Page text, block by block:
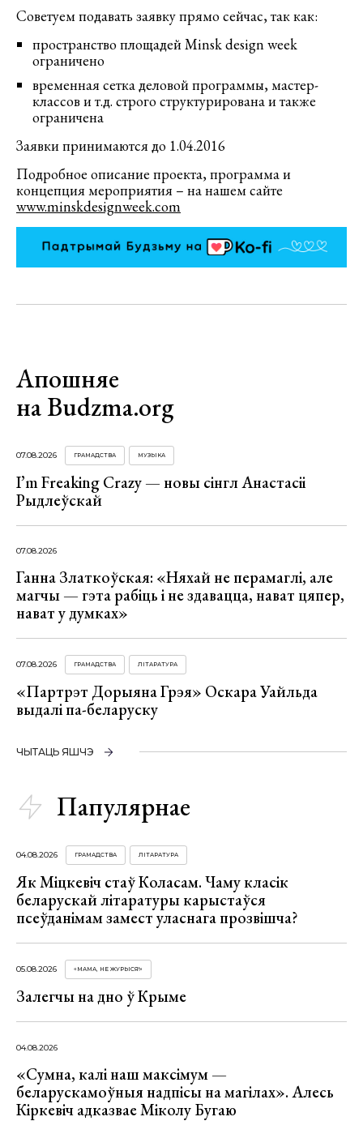
Советуем подавать заявку прямо сейчас, так как:
пространство площадей Minsk design week
ограничено
временная сетка деловой программы, мастер-
классов и т.д. строго структурирована и также
ограничена
Заявки принимаются до 1.04.2016
Подробное описание проекта, программа и
концепция мероприятия – на нашем сайте
www.minskdesignweek.com
Апошняе
на Budzma.org
07.08.2026 ГРАМАДСТВА МУЗЫКА
I’m Freaking Crazy — новы сінгл Анастасіі
Рыдлеўскай
07.08.2026
Ганна Златкоўская: «Няхай не перамаглі, але
магчы — гэта рабіць і не здавацца, нават цяпер,
нават у думках»
07.08.2026 ГРАМАДСТВА ЛІТАРАТУРА
«Партрэт Дорыяна Грэя» Оскара Уайльда
выдалі па-беларуску
ЧЫТАЦЬ ЯШЧЭ
Папулярнае
04.08.2026 ГРАМАДСТВА ЛІТАРАТУРА
Як Міцкевіч стаў Коласам. Чаму класік
беларускай літаратуры карыстаўся
псеўданімам замест уласнага прозвішча?
05.08.2026 «МАМА, НЕ ЖУРЫСЯ!»
Залегчы на дно ў Крыме
04.08.2026
«Сумна, калі наш максімум —
беларускамоўныя надпісы на магілах». Алесь
Кіркевіч адказвае Міколу Бугаю